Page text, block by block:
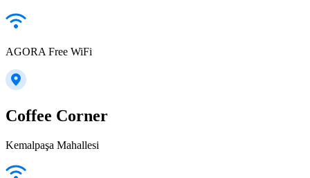
AGORA Free WiFi
Coffee Corner
Kemalpaşa Mahallesi